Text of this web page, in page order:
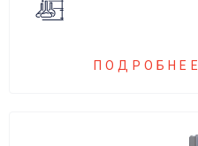
направлении.
ПОДРОБНЕЕ